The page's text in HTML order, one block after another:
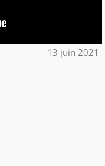
13 juin 2021